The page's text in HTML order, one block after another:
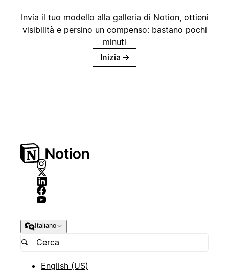
Invia il tuo modello alla galleria di Notion, ottieni
visibilità e persino un compenso: bastano pochi
minuti
Inizia →
Italiano
English (US)